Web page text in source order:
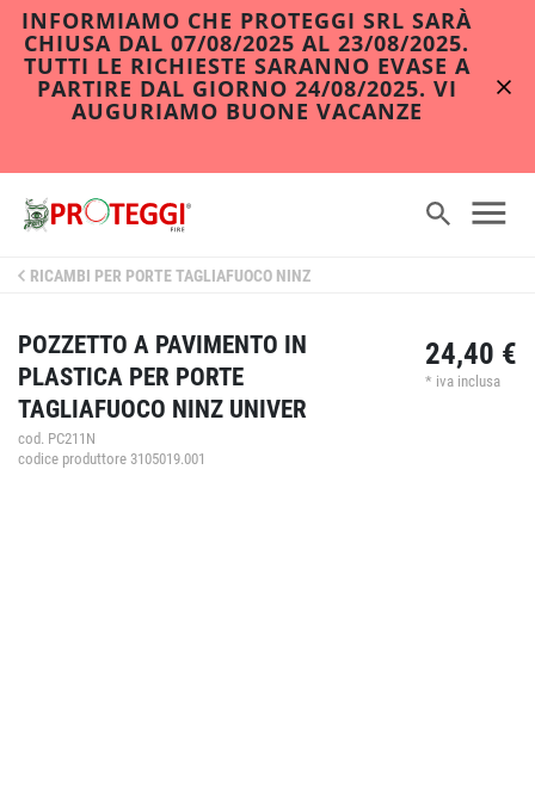
INFORMIAMO CHE PROTEGGI SRL SARÀ
CHIUSA DAL 07/08/2025 AL 23/08/2025.
TUTTI LE RICHIESTE SARANNO EVASE A
PARTIRE DAL GIORNO 24/08/2025. VI
AUGURIAMO BUONE VACANZE
RICAMBI PER PORTE TAGLIAFUOCO NINZ
POZZETTO A PAVIMENTO IN
PLASTICA PER PORTE
TAGLIAFUOCO NINZ UNIVER
cod. PC211N
codice produttore 3105019.001
24,40 €
* iva inclusa